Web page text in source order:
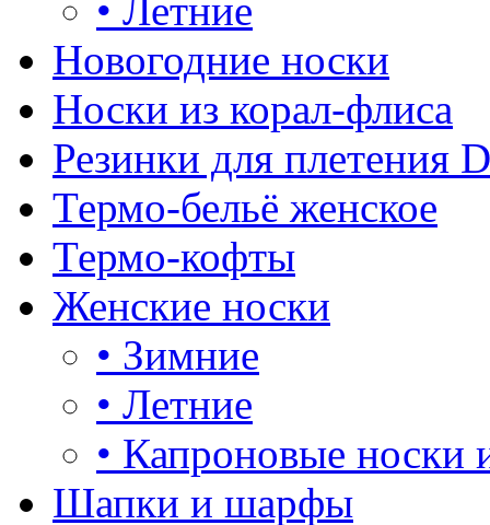
• Летние
Новогодние носки
Носки из корал-флиса
Резинки для плетения
Термо-бельё женское
Термо-кофты
Женские носки
• Зимние
• Летние
• Капроновые носки
Шапки и шарфы